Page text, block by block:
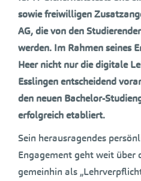
sowie freiwilligen
AG, die von den
werden. Im Rahmen seines
Heer nicht nur die digitale
Esslingen entscheidend
den neuen Bachelor-
erfolgreich etabliert.
Sein herausragendes
Engagement geht weit über
gemeinhin als